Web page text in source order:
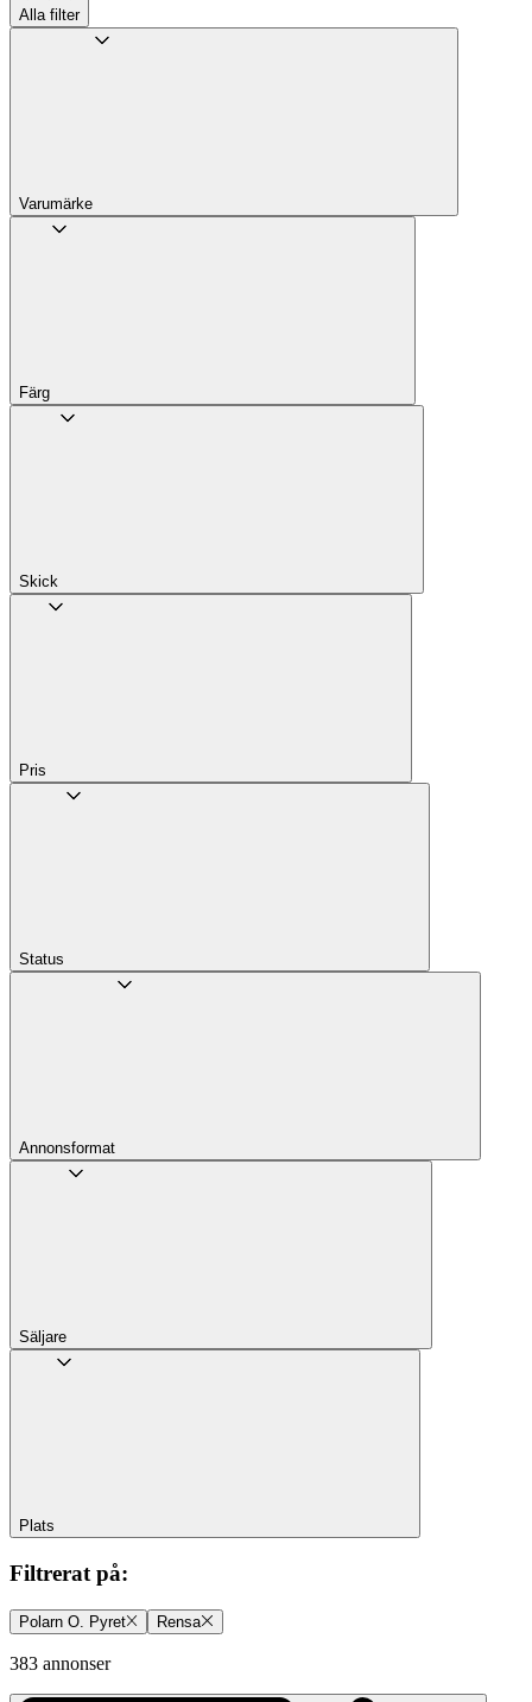
Alla filter
Varumärke
Färg
Skick
Pris
Status
Annons­format
Säljare
Plats
Filtrerat på:
Polarn O. Pyret Rensa
383 annonser